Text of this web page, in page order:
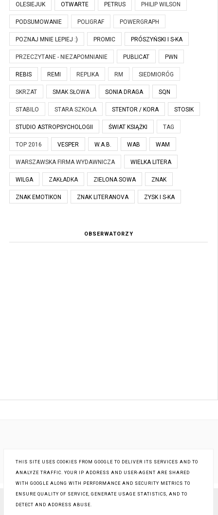
OLESIEJUK OTWARTE PETRUS PHILIP WILSON
PODSUMOWANIE POLIGRAF POWERGRAPH
POZNAJ MNIE LEPIEJ :) PROMIC PRÓSZYŃSKI I S-KA
PRZECZYTANE - NIEZAPOMNIANIE PUBLICAT PWN
REBIS REMI REPLIKA RM SIEDMIORÓG
SKRZAT SMAK SŁOWA SONIA DRAGA SQN
STABILO STARA SZKOŁA STENTOR / KORA STOSIK
STUDIO ASTROPSYCHOLOGII ŚWIAT KSIĄŻKI TAG
TOP 2016 VESPER W.A.B. WAB WAM
WARSZAWSKA FIRMA WYDAWNICZA WIELKA LITERA
WILGA ZAKŁADKA ZIELONA SOWA ZNAK
ZNAK EMOTIKON ZNAK LITERANOVA ZYSK I S-KA
OBSERWATORZY
COPYRIGHT © KSIĄŻKI - INNA RZECZYWISTOŚĆ
THIS SITE USES COOKIES FROM GOOGLE TO DELIVER ITS SERVICES AND TO
ANALYZE TRAFFIC. YOUR IP ADDRESS AND USER-AGENT ARE SHARED
WITH GOOGLE ALONG WITH PERFORMANCE AND SECURITY METRICS TO
ENSURE QUALITY OF SERVICE, GENERATE USAGE STATISTICS, AND TO
DETECT AND ADDRESS ABUSE.